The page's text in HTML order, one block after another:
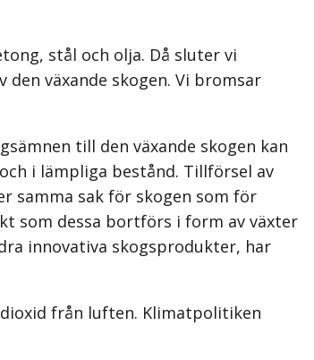
stål och olja. Då sluter vi
växande skogen. Vi bromsar
till den växande skogen kan
i lämpliga bestånd. Tillförsel av
samma sak för skogen som för
som dessa bortförs i form av växter
innovativa skogsprodukter, har
från luften. Klimatpolitiken